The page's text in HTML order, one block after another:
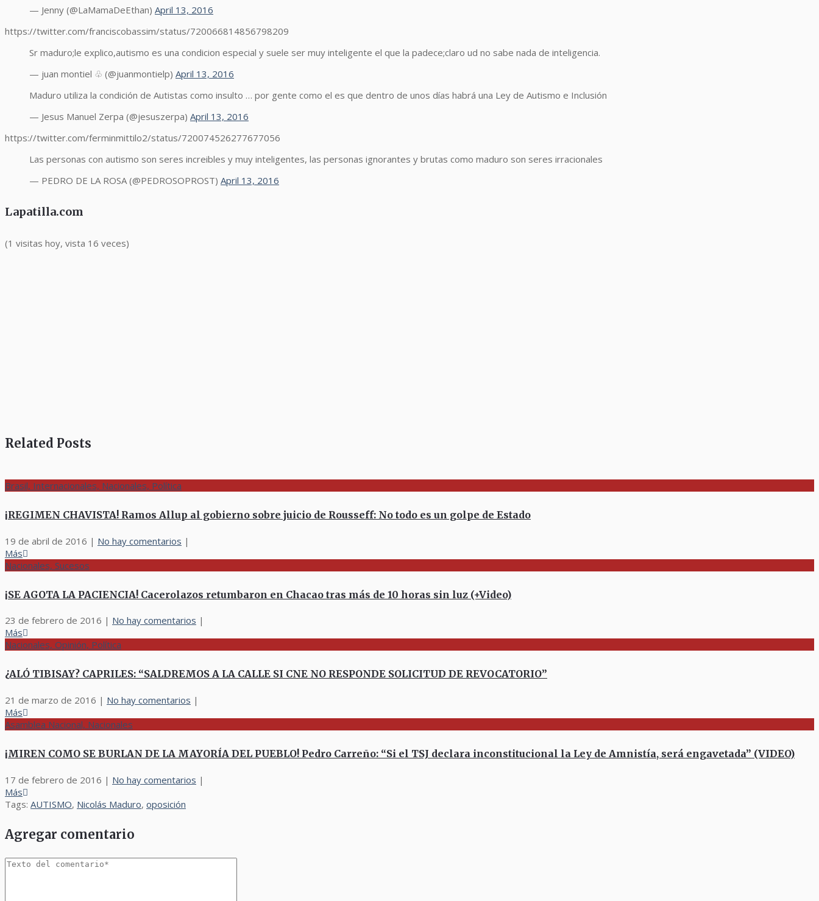
— Jenny (@LaMamaDeEthan) April 13, 2016
https://twitter.com/franciscobassim/status/720066814856798209
Sr maduro;le explico,autismo es una condicion especial y suele ser muy inteligente el que la padece;claro ud no sabe nada de inteligencia.
— juan montiel ♧ (@juanmontielp) April 13, 2016
Maduro utiliza la condición de Autistas como insulto … por gente como el es que dentro de unos días habrá una Ley de Autismo e Inclusión
— Jesus Manuel Zerpa (@jesuszerpa) April 13, 2016
https://twitter.com/ferminmittilo2/status/720074526277677056
Las personas con autismo son seres increibles y muy inteligentes, las personas ignorantes y brutas como maduro son seres irracionales
— PEDRO DE LA ROSA (@PEDROSOPROST) April 13, 2016
Lapatilla.com
(1 visitas hoy, vista 16 veces)
Related Posts
Brasil, Internacionales, Nacionales, Política
¡REGIMEN CHAVISTA! Ramos Allup al gobierno sobre juicio de Rousseff: No todo es un golpe de Estado
19 de abril de 2016 | No hay comentarios |
Más
Nacionales, Sucesos
¡SE AGOTA LA PACIENCIA! Cacerolazos retumbaron en Chacao tras más de 10 horas sin luz (+Video)
23 de febrero de 2016 | No hay comentarios |
Más
Nacionales, Opinión, Política
¿ALÓ TIBISAY? CAPRILES: “SALDREMOS A LA CALLE SI CNE NO RESPONDE SOLICITUD DE REVOCATORIO”
21 de marzo de 2016 | No hay comentarios |
Más
Asamblea Nacional, Nacionales
¡MIREN COMO SE BURLAN DE LA MAYORÍA DEL PUEBLO! Pedro Carreño: “Si el TSJ declara inconstitucional la Ley de Amnistía, será engavetada” (VIDEO)
17 de febrero de 2016 | No hay comentarios |
Más
Tags: AUTISMO, Nicolás Maduro, oposición
Agregar comentario